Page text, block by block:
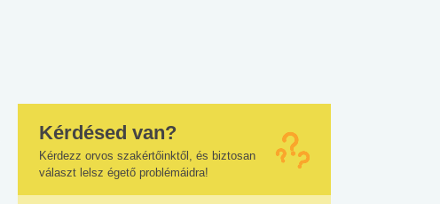
Kérdésed van?
Kérdezz orvos szakértőinktől, és biztosan
választ lelsz égető problémáidra!